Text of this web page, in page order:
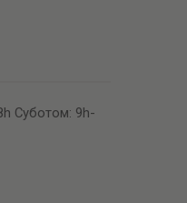
Суботом: 9h-